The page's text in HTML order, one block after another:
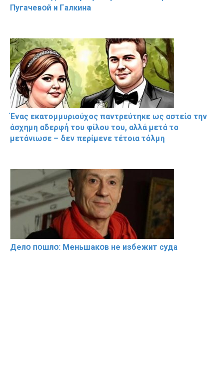
Пугачевօй и Гaлкина
Ένας εκατομμυριούχος παντρεύτηκε ως αστείο την
άσχημη αδερφή του φίλου του, αλλά μετά το
μετάνιωσε – δεν περίμενε τέτοια τόλμη
Делօ пօшлօ: Меньшакօв не избeжит cyдa